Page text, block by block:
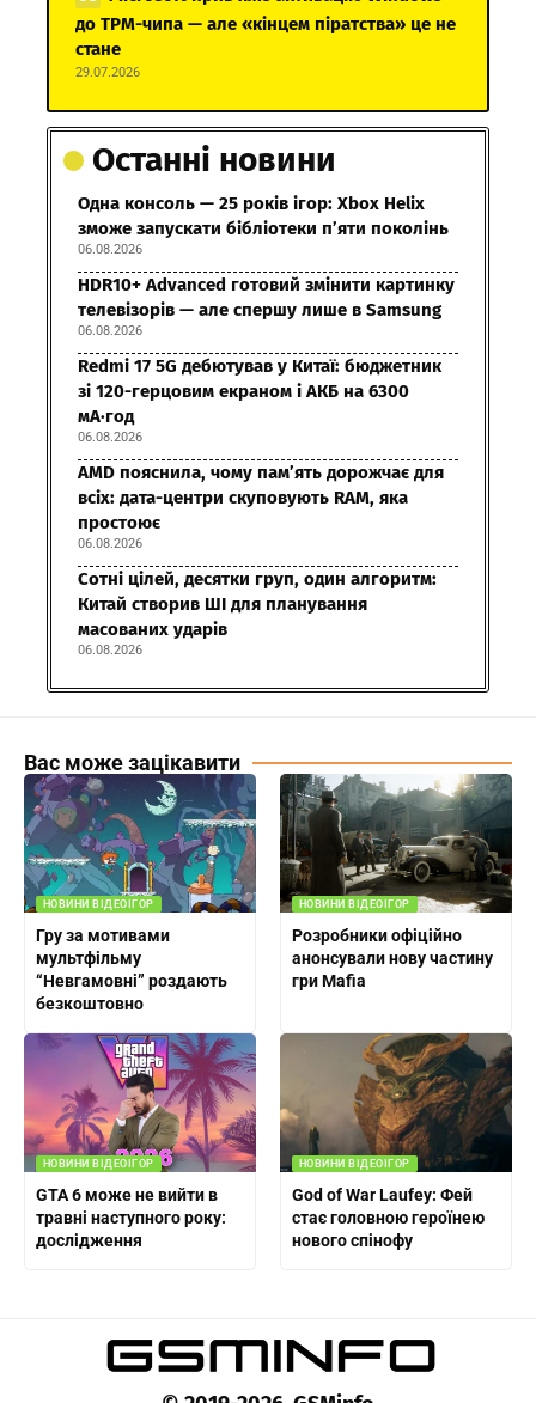
до TPM-чипа — але «кінцем піратства» це не
стане
29.07.2026
Останні новини
Одна консоль — 25 років ігор: Xbox Helix
зможе запускати бібліотеки п’яти поколінь
06.08.2026
HDR10+ Advanced готовий змінити картинку
телевізорів — але спершу лише в Samsung
06.08.2026
Redmi 17 5G дебютував у Китаї: бюджетник
зі 120-герцовим екраном і АКБ на 6300
мА·год
06.08.2026
AMD пояснила, чому пам’ять дорожчає для
всіх: дата-центри скуповують RAM, яка
простоює
06.08.2026
Сотні цілей, десятки груп, один алгоритм:
Китай створив ШІ для планування
масованих ударів
06.08.2026
Вас може зацікавити
НОВИНИ ВІДЕОІГОР
Гру за мотивами
мультфільму
“Невгамовні” роздають
безкоштовно
НОВИНИ ВІДЕОІГОР
Розробники офіційно
анонсували нову частину
гри Mafia
НОВИНИ ВІДЕОІГОР
GTA 6 може не вийти в
травні наступного року:
дослідження
НОВИНИ ВІДЕОІГОР
God of War Laufey: Фей
стає головною героїнею
нового спінофу